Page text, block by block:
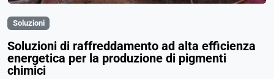
Soluzioni
Soluzioni di raffreddamento ad alta efficienza
energetica per la produzione di pigmenti
chimici